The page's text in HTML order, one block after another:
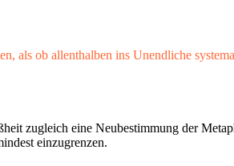
als ob allenthalben ins Unendliche
zugleich eine Neubestimmung der
einzugrenzen.